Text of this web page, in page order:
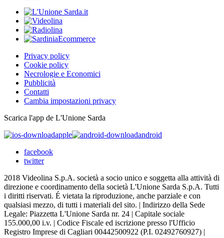
Privacy policy
Cookie policy
Necrologie e Economici
Pubblicità
Contatti
Cambia impostazioni privacy
Scarica l'app de L'Unione Sarda
apple
android
facebook
twitter
2018 Videolina S.p.A. società a socio unico e soggetta alla attività di
direzione e coordinamento della società L'Unione Sarda S.p.A. Tutti
i diritti riservati. É vietata la riproduzione, anche parziale e con
qualsiasi mezzo, di tutti i materiali del sito. | Indirizzo della Sede
Legale: Piazzetta L'Unione Sarda nr. 24 | Capitale sociale
155.000,00 i.v. | Codice Fiscale ed iscrizione presso l'Ufficio
Registro Imprese di Cagliari 00442500922 (P.I. 02492760927) |